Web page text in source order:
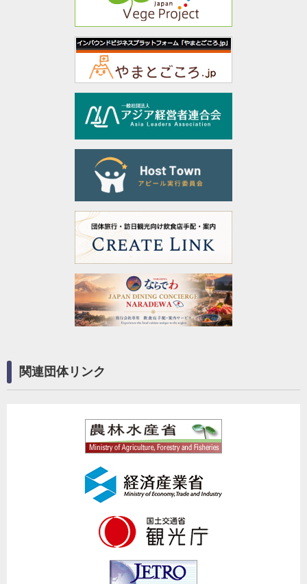
関連団体リンク